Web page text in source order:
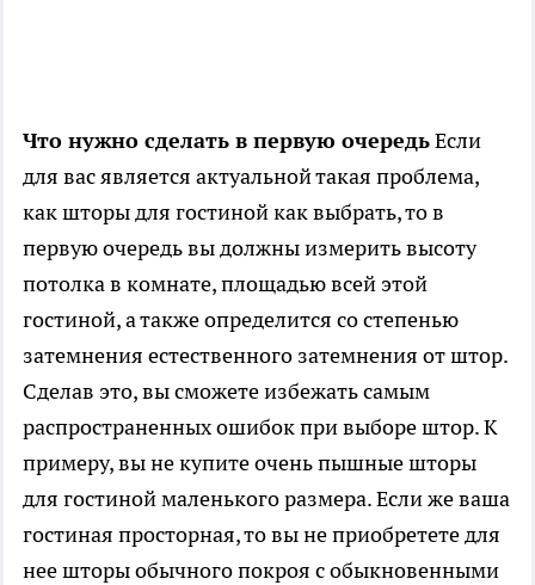
Что нужно сделать в первую очередьЕсли
для вас является актуальной такая проблема,
как шторы для гостиной как выбрать, то в
первую очередь вы должны измерить высоту
потолка в комнате, площадью всей этой
гостиной, а также определится со степенью
затемнения естественного затемнения от штор.
Сделав это, вы сможете избежать самым
распространенных ошибок при выборе штор. К
примеру, вы не купите очень пышные шторы
для гостиной маленького размера. Если же ваша
гостиная просторная, то вы не приобретете для
нее шторы обычного покроя с обыкновенными